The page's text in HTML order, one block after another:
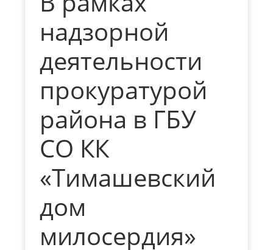
надзорной
деятельности
прокуратурой
района в ГБУ
СО КК
«Тимашевский
дом
милосердия»